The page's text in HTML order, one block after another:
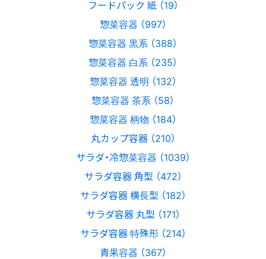
フードパック 紙 （19）
惣菜容器 （997）
惣菜容器 黒系 （388）
惣菜容器 白系 （235）
惣菜容器 透明 （132）
惣菜容器 茶系 （58）
惣菜容器 柄物 （184）
丸カップ容器 （210）
サラダ・冷惣菜容器 （1039）
サラダ容器 角型 （472）
サラダ容器 横長型 （182）
サラダ容器 丸型 （171）
サラダ容器 特殊形 （214）
青果容器 （367）